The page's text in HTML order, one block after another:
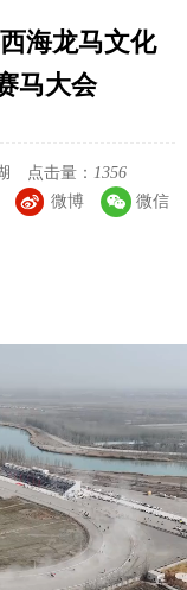
海龙马文化
马大会
点击量： 1356
微博 微信